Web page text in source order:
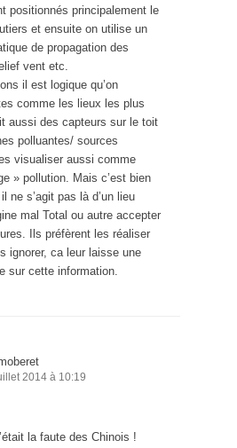
positionnés principalement le
et ensuite on utilise un
de propagation des
vent etc.
il est logique qu’on
comme les lieux les plus
aussi des capteurs sur le toit
polluantes/ sources
visualiser aussi comme
» pollution. Mais c’est bien
ne s’agit pas là d’un lieu
mal Total ou autre accepter
Ils préfèrent les réaliser
ignorer, ca leur laisse une
sur cette information.
2014 à 10:19
la faute des Chinois !